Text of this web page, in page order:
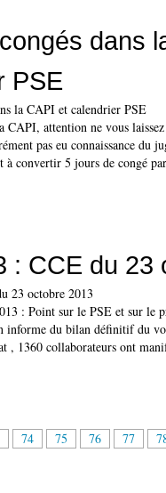
dans
PSE
CAPI, attention ne vous
pas eu connaissance du
à convertir 5 jours de congé
: CCE du 23
: Point sur le PSE et sur le
informe du bilan définitif du
, 1360 collaborateurs ont
74 75 76 77